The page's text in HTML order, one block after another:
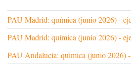
PAU Madrid: química (junio 2026) -
PAU Madrid: química (junio 2026) -
PAU Andalucía: química (junio 2026)